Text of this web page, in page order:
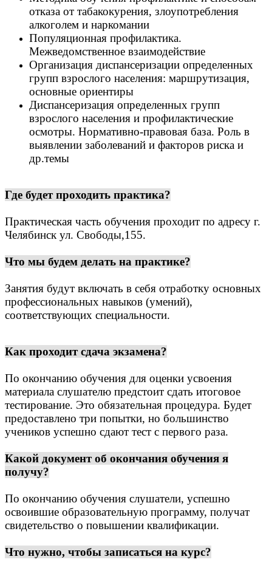
отказа от табакокурения, злоупотребления
алкоголем и наркомании
Популяционная профилактика.
Межведомственное взаимодействие
Организация диспансеризации определенных
групп взрослого населения: маршрутизация,
основные ориентиры
Диспансеризация определенных групп
взрослого населения и профилактические
осмотры. Нормативно-правовая база. Роль в
выявлении заболеваний и факторов риска и
др.темы
Где будет проходить практика?
Практическая часть обучения проходит по адресу г.
Челябинск ул. Свободы,155.
Что мы будем делать на практике?
Занятия будут включать в себя отработку основных
профессиональных навыков (умений),
соответствующих специальности.
Как проходит сдача экзамена?
По окончанию обучения для оценки усвоения
материала слушателю предстоит сдать итоговое
тестирование. Это обязательная процедура. Будет
предоставлено три попытки, но большинство
учеников успешно сдают тест с первого раза.
Какой документ об окончания обучения я
получу?
По окончанию обучения слушатели, успешно
освоившие образовательную программу, получат
свидетельство о повышении квалификации.
Что нужно, чтобы записаться на курс?